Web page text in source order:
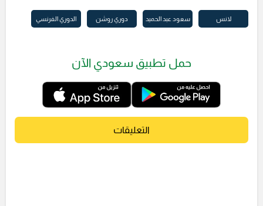
لانس سعود عبد الحميد دوري روشن الدوري الفرنسي
حمل تطبيق سعودي الآن
التعليقات